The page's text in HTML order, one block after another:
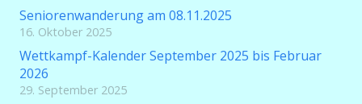
Seniorenwanderung am 08.11.2025
16. Oktober 2025
Wettkampf-Kalender September 2025 bis Februar
2026
29. September 2025